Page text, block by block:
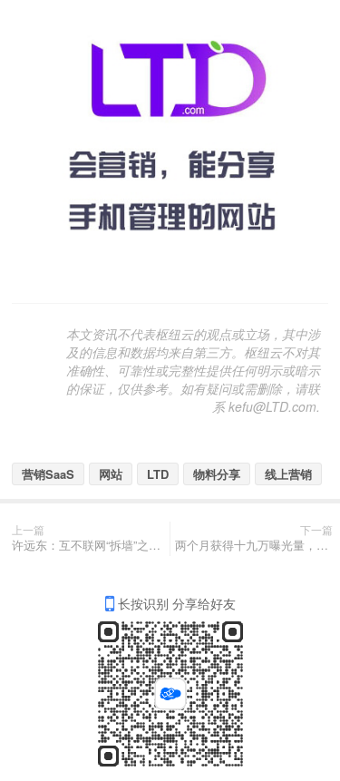
本文资讯不代表枢纽云的观点或立场，其中涉
及的信息和数据均来自第三方。枢纽云不对其
准确性、可靠性或完整性提供任何明示或暗示
的保证，仅供参考。如有疑问或需删除，请联
系 kefu@LTD.com.
营销SaaS 网站 LTD 物料分享 线上营销
上一篇
许远东：互不联网“拆墙”之后的新私域“元宇宙”
下一篇
两个月获得十九万曝光量，只靠官网就能做到？
长按识别 分享给好友